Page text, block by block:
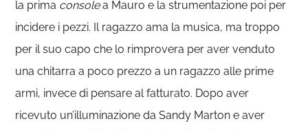
la prima consolea Mauro e la strumentazione poi per
incidere i pezzi. Il ragazzo ama la musica, ma troppo
per il suo capo che lo rimprovera per aver venduto
una chitarra a poco prezzo a un ragazzo alle prime
armi, invece di pensare al fatturato. Dopo aver
ricevuto un’illuminazione da Sandy Marton e aver